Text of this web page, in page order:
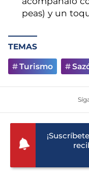
peas) y un
TEMAS
Turismo